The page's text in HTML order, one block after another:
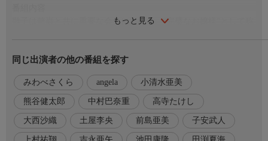
もっと見る
雛子は華巌と共に重要な会食に出席し、“完璧なお嬢様"として称
てを失う。成香の言葉に励まされた伊月は再度此花家へ向かい、
警備を突破して雛子と再会するが、その前に静音が立ちはだか
る。
声の出演
友成伊月…上村祐翔
同じ出演者の他の番組を探す
みわべさくら angela 小清水亜美
熊谷健太郎 中村巴奈重 高寺たけし
大西沙織 土屋李央 前島亜美 子安武人